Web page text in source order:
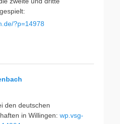
?p=14978
den deutschen
in Willingen: wp.vsg-